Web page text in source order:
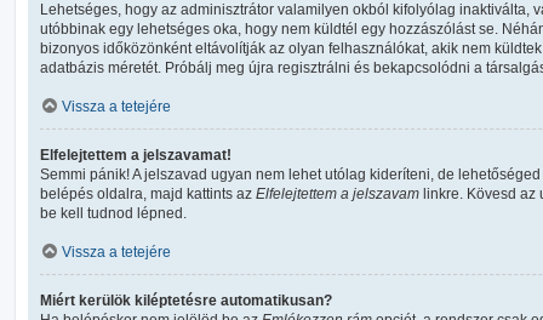
Lehetséges, hogy az adminisztrátor valamilyen okból kifolyólag inaktiválta,
utóbbinak egy lehetséges oka, hogy nem küldtél egy hozzászólást se.
bizonyos időközönként eltávolítják az olyan felhasználókat, akik nem
adatbázis méretét. Próbálj meg újra regisztrálni és bekapcsolódni a
Vissza a tetejére
Elfelejtettem a jelszavamat!
Semmi pánik! A jelszavad ugyan nem lehet utólag kideríteni, de
belépés oldalra, majd kattints az Elfelejtettem a jelszavam linkre. Kövesd
be kell tudnod lépned.
Vissza a tetejére
Miért kerülök kiléptetésre automatikusan?